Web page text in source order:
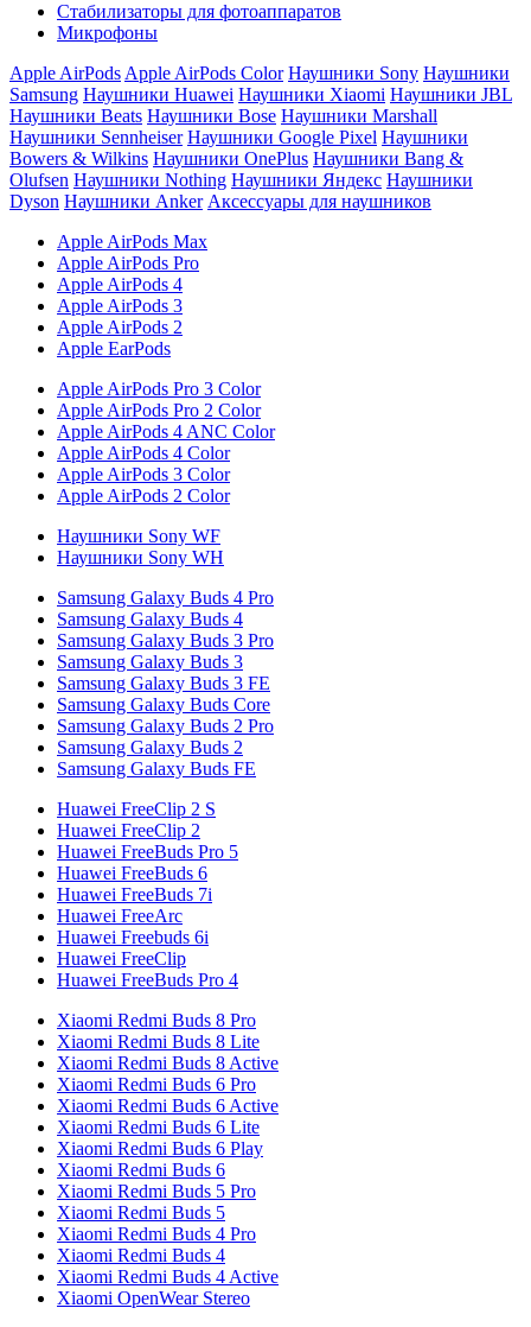
Стабилизаторы для фотоаппаратов
Микрофоны
Apple AirPods Apple AirPods Color Наушники Sony Наушники
Samsung Наушники Huawei Наушники Xiaomi Наушники JBL
Наушники Beats Наушники Bose Наушники Marshall
Наушники Sennheiser Наушники Google Pixel Наушники
Bowers & Wilkins Наушники OnePlus Наушники Bang &
Olufsen Наушники Nothing Наушники Яндекс Наушники
Dyson Наушники Anker Аксессуары для наушников
Apple AirPods Max
Apple AirPods Pro
Apple AirPods 4
Apple AirPods 3
Apple AirPods 2
Apple EarPods
Apple AirPods Pro 3 Color
Apple AirPods Pro 2 Color
Apple AirPods 4 ANC Color
Apple AirPods 4 Color
Apple AirPods 3 Color
Apple AirPods 2 Color
Наушники Sony WF
Наушники Sony WH
Samsung Galaxy Buds 4 Pro
Samsung Galaxy Buds 4
Samsung Galaxy Buds 3 Pro
Samsung Galaxy Buds 3
Samsung Galaxy Buds 3 FE
Samsung Galaxy Buds Core
Samsung Galaxy Buds 2 Pro
Samsung Galaxy Buds 2
Samsung Galaxy Buds FE
Huawei FreeClip 2 S
Huawei FreeClip 2
Huawei FreeBuds Pro 5
Huawei FreeBuds 6
Huawei FreeBuds 7i
Huawei FreeArc
Huawei Freebuds 6i
Huawei FreeClip
Huawei FreeBuds Pro 4
Xiaomi Redmi Buds 8 Pro
Xiaomi Redmi Buds 8 Lite
Xiaomi Redmi Buds 8 Active
Xiaomi Redmi Buds 6 Pro
Xiaomi Redmi Buds 6 Active
Xiaomi Redmi Buds 6 Lite
Xiaomi Redmi Buds 6 Play
Xiaomi Redmi Buds 6
Xiaomi Redmi Buds 5 Pro
Xiaomi Redmi Buds 5
Xiaomi Redmi Buds 4 Pro
Xiaomi Redmi Buds 4
Xiaomi Redmi Buds 4 Active
Xiaomi OpenWear Stereo